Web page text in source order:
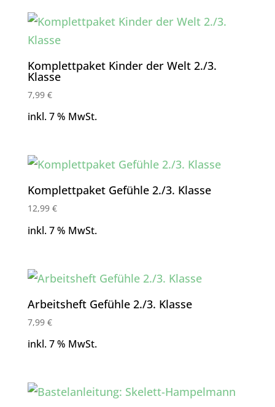
Komplettpaket Kinder der Welt 2./3.
Klasse
7,99 €
inkl. 7 % MwSt.
Komplettpaket Gefühle 2./3. Klasse
12,99 €
inkl. 7 % MwSt.
Arbeitsheft Gefühle 2./3. Klasse
7,99 €
inkl. 7 % MwSt.